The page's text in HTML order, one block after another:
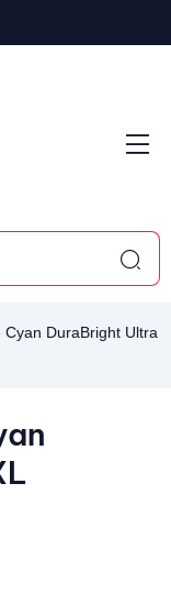
Cyan DuraBright Ultra